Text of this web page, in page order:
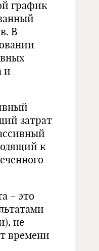
график
В
и
затрат
к
– это
не
времени